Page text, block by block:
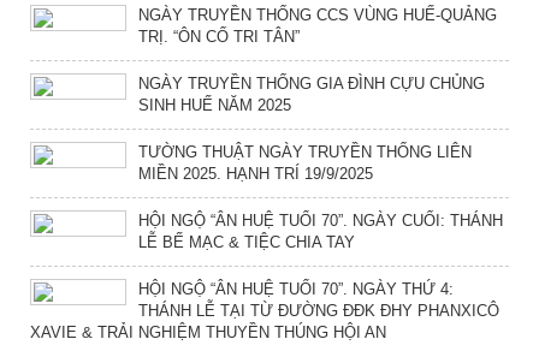
NGÀY TRUYỀN THỐNG CCS VÙNG HUẾ-QUẢNG
TRỊ. “ÔN CỐ TRI TÂN”
NGÀY TRUYỀN THỐNG GIA ĐÌNH CỰU CHỦNG
SINH HUẾ NĂM 2025
TƯỜNG THUẬT NGÀY TRUYỀN THỐNG LIÊN
MIỀN 2025. HẠNH TRÍ 19/9/2025
HỘI NGỘ “ÂN HUỆ TUỔI 70”. NGÀY CUỐI: THÁNH
LỄ BẾ MẠC & TIỆC CHIA TAY
HỘI NGỘ “ÂN HUỆ TUỔI 70”. NGÀY THỨ 4:
THÁNH LỄ TẠI TỪ ĐƯỜNG ĐĐK ĐHY PHANXICÔ
XAVIE & TRẢI NGHIỆM THUYỀN THÚNG HỘI AN